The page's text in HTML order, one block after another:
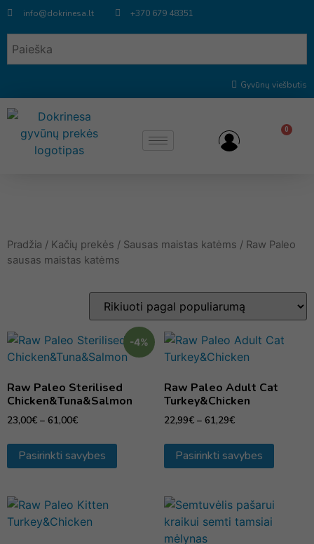
info@dokrinesa.lt +370 679 48351
Gyvūnų viešbutis
0
Pradžia / Kačių prekės / Sausas maistas katėms / Raw Paleo
sausas maistas katėms
-4%
Raw Paleo Sterilised
Chicken&Tuna&Salmon
23,00€ – 61,00€
Pasirinkti savybes
Raw Paleo Adult Cat
Turkey&Chicken
22,99€ – 61,29€
Pasirinkti savybes